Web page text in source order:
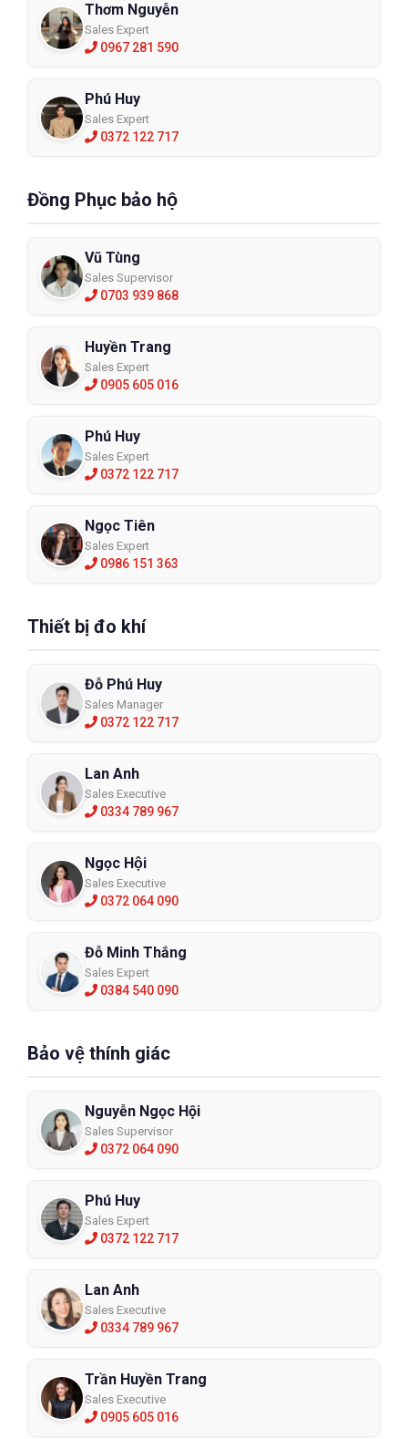
Thơm Nguyễn
Sales Expert
0967 281 590
Phú Huy
Sales Expert
0372 122 717
Đồng Phục bảo hộ
Vũ Tùng
Sales Supervisor
0703 939 868
Huyền Trang
Sales Expert
0905 605 016
Phú Huy
Sales Expert
0372 122 717
Ngọc Tiên
Sales Expert
0986 151 363
Thiết bị đo khí
Đỗ Phú Huy
Sales Manager
0372 122 717
Lan Anh
Sales Executive
0334 789 967
Ngọc Hội
Sales Executive
0372 064 090
Đỗ Minh Thắng
Sales Expert
0384 540 090
Bảo vệ thính giác
Nguyễn Ngọc Hội
Sales Supervisor
0372 064 090
Phú Huy
Sales Expert
0372 122 717
Lan Anh
Sales Executive
0334 789 967
Trần Huyền Trang
Sales Executive
0905 605 016